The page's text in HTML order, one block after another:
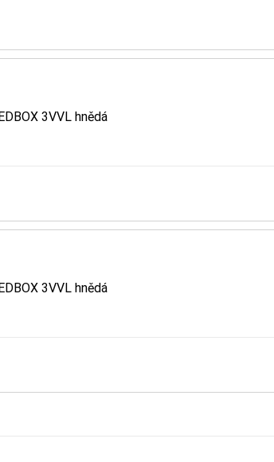
3VVL hnědá
3VVL hnědá